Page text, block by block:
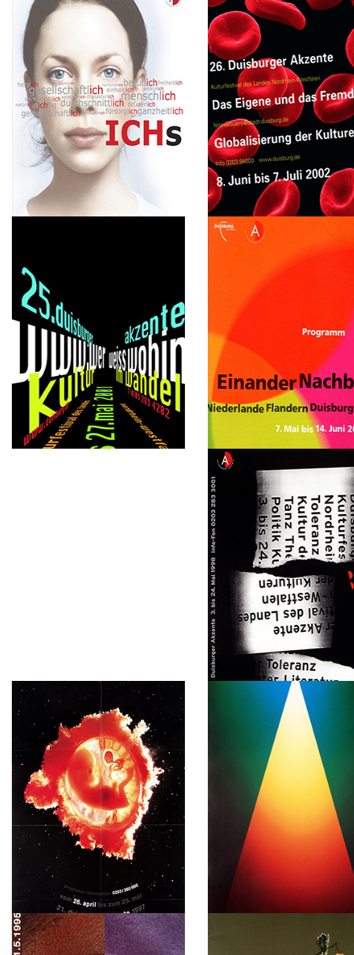
2006
Woran glauben?
2004
Endstation Amerika?
Das Eigene und das
Globalisierung der
2000
Einander Nachbarn:
Flandern, Duisburg
1999
Die neue Stadt – Stadtentwicklung
als Stadtkultur
Kultur der Toleranz –
Kulturen